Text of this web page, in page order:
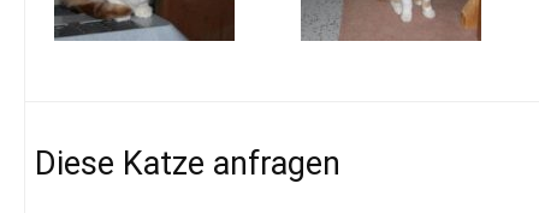
Diese Katze anfragen